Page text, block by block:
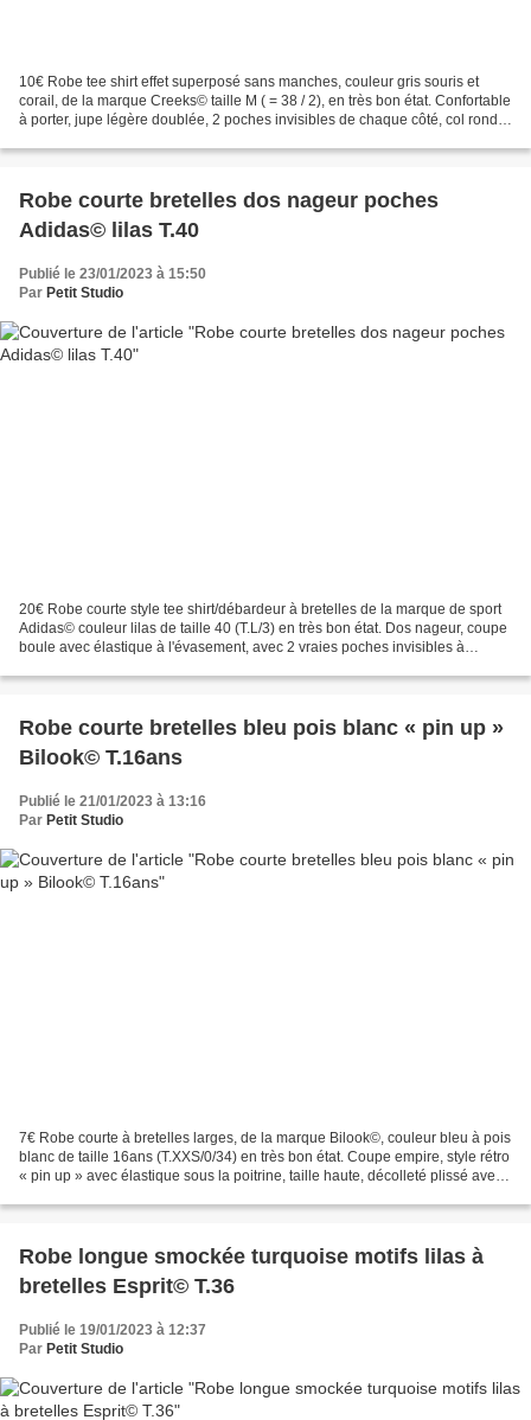
10€ Robe tee shirt effet superposé sans manches, couleur gris souris et
corail, de la marque Creeks© taille M ( = 38 / 2), en très bon état. Confortable
à porter, jupe légère doublée, 2 poches invisibles de chaque côté, col rond,
Robe courte bretelles dos nageur poches
Adidas© lilas T.40
Publié le 23/01/2023 à 15:50
Par Petit Studio
20€ Robe courte style tee shirt/débardeur à bretelles de la marque de sport
Adidas© couleur lilas de taille 40 (T.L/3) en très bon état. Dos nageur, coupe
boule avec élastique à l'évasement, avec 2 vraies poches invisibles à
Robe courte bretelles bleu pois blanc « pin up »
Bilook© T.16ans
Publié le 21/01/2023 à 13:16
Par Petit Studio
7€ Robe courte à bretelles larges, de la marque Bilook©, couleur bleu à pois
blanc de taille 16ans (T.XXS/0/34) en très bon état. Coupe empire, style rétro
« pin up » avec élastique sous la poitrine, taille haute, décolleté plissé avec
Robe longue smockée turquoise motifs lilas à
bretelles Esprit© T.36
Publié le 19/01/2023 à 12:37
Par Petit Studio